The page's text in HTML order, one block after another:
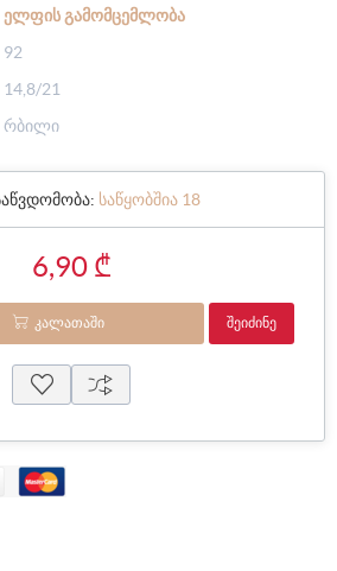
ᲔᲚᲤᲘᲡ ᲒᲐᲛᲝᲛᲪᲔᲛᲚᲝᲑᲐ
92
14,8/21
რბილი
საწყობშია 18
6,90 ₾
ᲙᲐᲚᲐᲗᲐᲨᲘ ᲨᲔᲘᲫᲘᲜᲔ